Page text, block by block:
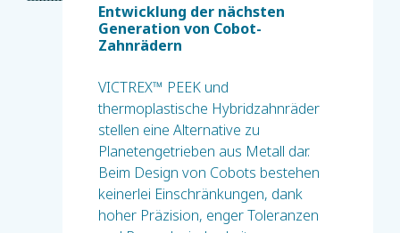
Entwicklung der nächsten
Generation von Cobot-
Zahnrädern
VICTREX™ PEEK und
thermoplastische Hybridzahnräder
stellen eine Alternative zu
Planetengetrieben aus Metall dar.
Beim Design von Cobots bestehen
keinerlei Einschränkungen, dank
hoher Präzision, enger Toleranzen